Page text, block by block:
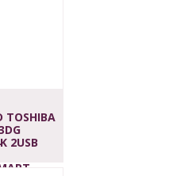
TOSHIBA
2USB